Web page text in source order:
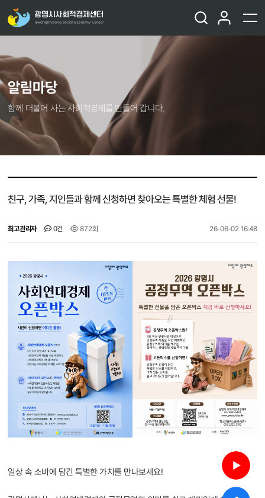
알림마당
함께 더불어 사는 사회적경제를 만들어 갑니다.
친구, 가족, 지인들과 함께 신청하면 찾아오는 특별한 체험 선물!
최고관리자 0건 872회 26-06-02 16:48
일상 속 소비에 담긴 특별한 가치를 만나보세요!